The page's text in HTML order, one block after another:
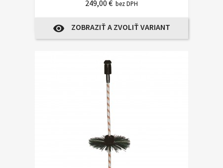
249,00 € bez DPH
visibility ZOBRAZIŤ A ZVOLIŤ VARIANT